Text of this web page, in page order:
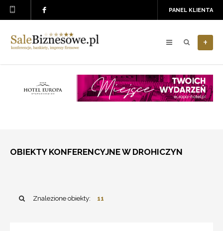
PANEL KLIENTA
+
OBIEKTY KONFERENCYJNE W DROHICZYN
Znalezione obiekty: 11